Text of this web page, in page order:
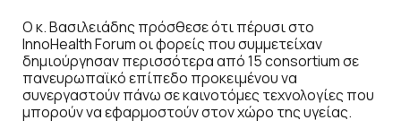
Ο κ. Βασιλειάδης πρόσθεσε ότι πέρυσι στο
InnoHealth Forum οι φορείς που συμμετείχαν
δημιούργησαν περισσότερα από 15 consortium σε
πανευρωπαϊκό επίπεδο προκειμένου να
συνεργαστούν πάνω σε καινοτόμες τεχνολογίες που
μπορούν να εφαρμοστούν στον χώρο της υγείας.